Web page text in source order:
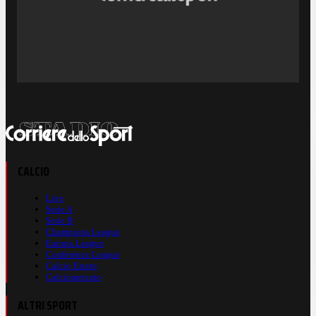
Live
Serie A
Serie B
Champions League
Europa League
Conference League
Calcio Estero
Calciomercato